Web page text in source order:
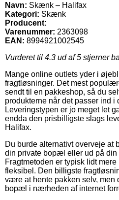
Navn: Skænk – Halifax
Kategori: Skænk
Producent:
Varenummer: 2363098
EAN: 8994921002545
Vurderet til 4.3 ud af 5 stjerner
Mange online outlets yder i
fragtløsninger. Det mest
sendt til en pakkeshop, så du
produkterne når det passer ind i
Leveringstypen er jo meget let
endda den prisbilligste slags
Halifax.
Du burde alternativt overveje at
din private bopæl eller ud på din
Fragtmetoden er typisk lidt
fleksibel. Den billigste
være at hente pakken selv, men
bopæl i nærheden af internet